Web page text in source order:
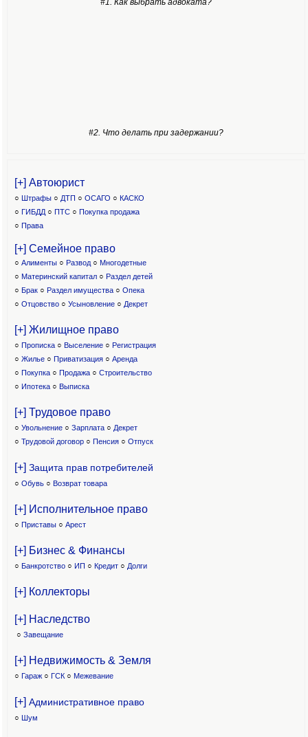
#2. Что делать при задержании?
[+] Автоюрист
○ Штрафы ○ ДТП ○ ОСАГО ○ КАСКО
○ ГИБДД ○ ПТС ○ Покупка продажа
○ Права
[+] Семейное право
○ Алименты ○ Развод ○ Многодетные
○ Материнский капитал○ Раздел детей
○ Брак ○ Раздел имущества ○ Опека
○ Отцовство○ Усыновление ○ Декрет
[+] Жилищное право
○ Прописка ○ Выселение ○ Регистрация
○ Жилье ○ Приватизация ○ Аренда
○ Покупка ○ Продажа ○ Строительство
○ Ипотека ○ Выписка
[+] Трудовое право
○ Увольнение ○ Зарплата ○ Декрет
○ Трудовой договор ○ Пенсия ○ Отпуск
[+] Защита прав потребителей
○ Обувь ○ Возврат товара
[+] Исполнительное право
○ Приставы ○ Арест
[+] Бизнес & Финансы
○ Банкротство ○ ИП ○ Кредит ○ Долги
[+] Коллекторы
[+] Наследство
○ Завещание
[+] Недвижимость & Земля
○ Гараж ○ ГСК ○ Межевание
[+] Административное право
○ Шум